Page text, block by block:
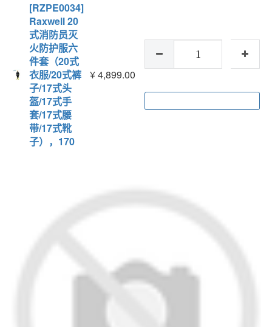
[RZPE0034]
Raxwell 20
式消防员灭
火防护服六
件套（20式
衣服/20式裤
子/17式头
盔/17式手
套/17式腰
带/17式靴
子），170
¥4,899.00